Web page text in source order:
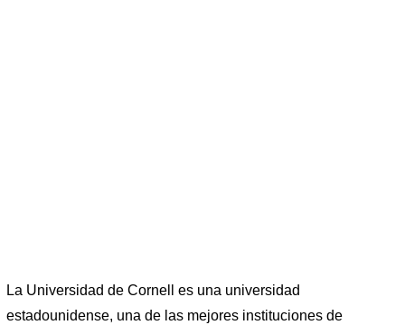
La Universidad de Cornell es una universidad
estadounidense, una de las mejores instituciones de